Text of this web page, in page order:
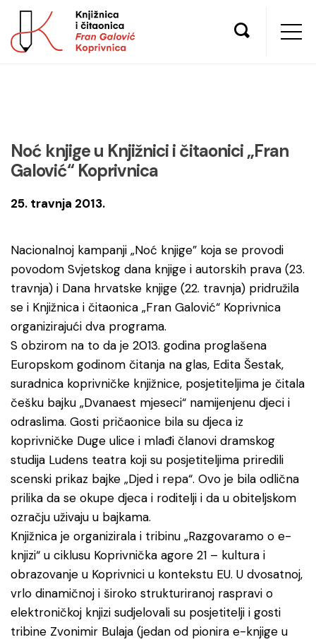
Noć knjige u Knjižnici i čitaonici „Fran
Galović“ Koprivnica
25. travnja 2013.
Nacionalnoj kampanji „Noć knjige” koja se provodi
povodom Svjetskog dana knjige i autorskih prava (23.
travnja) i Dana hrvatske knjige (22. travnja) pridružila
se i Knjižnica i čitaonica „Fran Galović“ Koprivnica
organizirajući dva programa.
S obzirom na to da je 2013. godina proglašena
Europskom godinom čitanja na glas, Edita Šestak,
suradnica koprivničke knjižnice, posjetiteljima je čitala
češku bajku „Dvanaest mjeseci“ namijenjenu djeci i
odraslima. Gosti pričaonice bila su djeca iz
koprivničke Duge ulice i mlađi članovi dramskog
studija Ludens teatra koji su posjetiteljima priredili
scenski prikaz bajke „Djed i repa“. Ovo je bila odlična
prilika da se okupe djeca i roditelji i da u obiteljskom
ozračju uživaju u bajkama.
Knjižnica je organizirala i tribinu „Razgovaramo o e-
knjizi“ u ciklusu Koprivnička agore 21 – kultura i
obrazovanje u Koprivnici u kontekstu EU. U dvosatnoj,
vrlo dinamičnoj i široko strukturiranoj raspravi o
elektroničkoj knjizi sudjelovali su posjetitelji i gosti
tribine Zvonimir Bulaja (jedan od pionira e-knjige u